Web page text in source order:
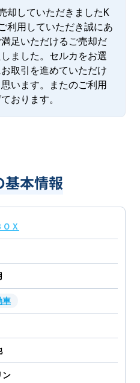
却していただきましたK
利用していただき誠にあ
足いただけるご売却だ
ました。セルカをお選
取引を進めていただけ
います。またのご利用
おります。
基本情報
ＯＸ
車
ン